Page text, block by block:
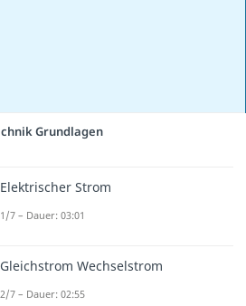
Grundlagen
Elektrischer Strom
1/7 – Dauer: 03:01
Gleichstrom Wechselstrom
2/7 – Dauer: 02:55